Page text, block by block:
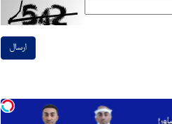
ارسال